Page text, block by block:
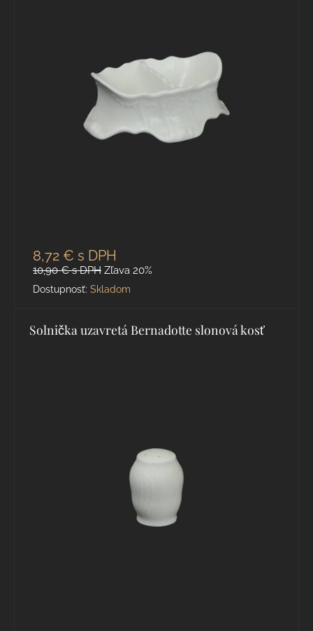
8,72 € s DPH
10,90 €s DPH Zľava 20%
Dostupnosť: Skladom
Solnička uzavretá Bernadotte slonová kosť